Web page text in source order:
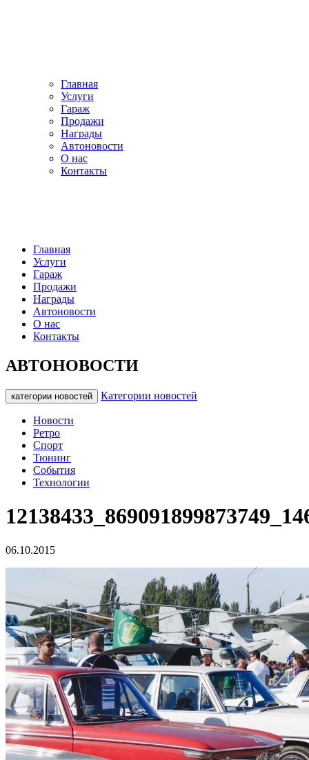
Главная
Услуги
Гараж
Продажи
Награды
Автоновости
О нас
Контакты
Главная
Услуги
Гараж
Продажи
Награды
Автоновости
О нас
Контакты
АВТОНОВОСТИ
категории новостей Категории новостей
Новости
Ретро
Спорт
Тюнинг
События
Технологии
06.10.2015